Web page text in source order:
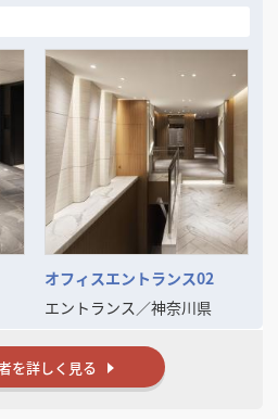
ザインの力で、価値ある空間の実現を
一人の担当者が対応する体制を大切に
安心感にもご好評をいただいていま
を高めたいとお考えの方と、ご一緒で
ります。
オフィスエントランス02
エントランス ／神奈川県
を詳しく見る